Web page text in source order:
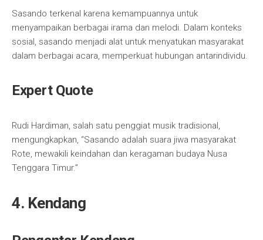
Sasando terkenal karena kemampuannya untuk
menyampaikan berbagai irama dan melodi. Dalam konteks
sosial, sasando menjadi alat untuk menyatukan masyarakat
dalam berbagai acara, memperkuat hubungan antarindividu.
Expert Quote
Rudi Hardiman, salah satu penggiat musik tradisional,
mengungkapkan, “Sasando adalah suara jiwa masyarakat
Rote, mewakili keindahan dan keragaman budaya Nusa
Tenggara Timur.”
4. Kendang